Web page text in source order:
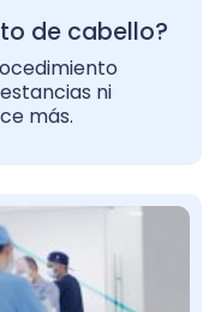
de cabello?
ni
más.